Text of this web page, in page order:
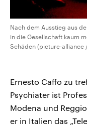
Nach dem Ausstieg aus
in die Gesellschaft kaum
Schäden (picture-alliance
Ernesto Caffo zu
Psychiater ist
Modena und
er in Italien das